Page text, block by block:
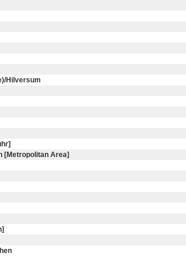
Hilversum
[Metropolitan Area]